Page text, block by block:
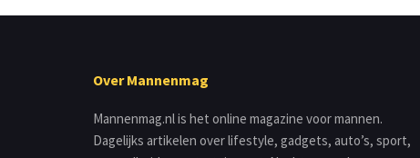
Over Mannenmag
Mannenmag.nl is het online magazine voor mannen.
Dagelijks artikelen over lifestyle, gadgets, auto’s, sport,